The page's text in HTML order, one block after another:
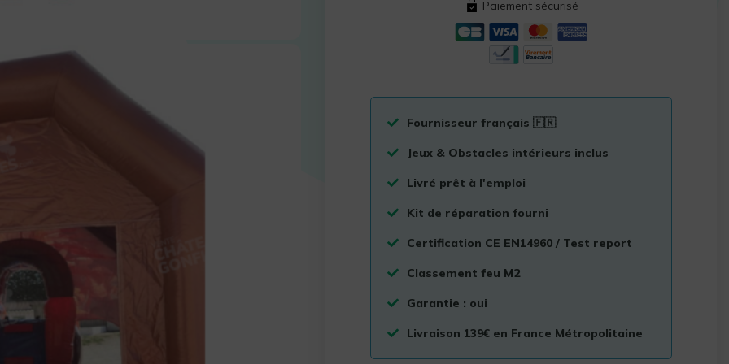
Paiement sécurisé
Fournisseur français 🇫🇷
Jeux & Obstacles intérieurs inclus
Livré prêt à l'emploi
Kit de réparation fourni
Certification CE EN14960 / Test report
Classement feu M2
Garantie : oui
Livraison 139€ en France Métropolitaine